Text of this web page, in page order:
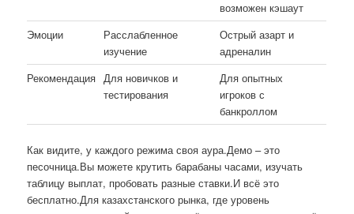
возможен кэшаут
Эмоции
Расслабленное
изучение
Острый азарт и
адреналин
Рекомендация Для новичков и
тестирования
Для опытных
игроков с
банкроллом
Как видите, у каждого режима своя аура.Демо – это
песочница.Вы можете крутить барабаны часами, изучать
таблицу выплат, пробовать разные ставки.И всё это
бесплатно.Для казахстанского рынка, где уровень